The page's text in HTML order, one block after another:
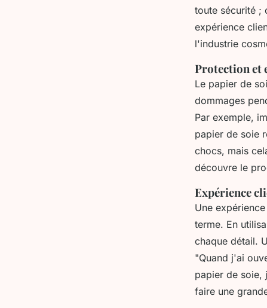
toute sécurité ;
expérience
l'industrie
Protection et
Le papier de
dommages
Par exemple,
papier de soie
chocs, mais
découvre le
Expérience
Une
terme. En
chaque détail.
"Quand j'ai
papier de soie,
faire une